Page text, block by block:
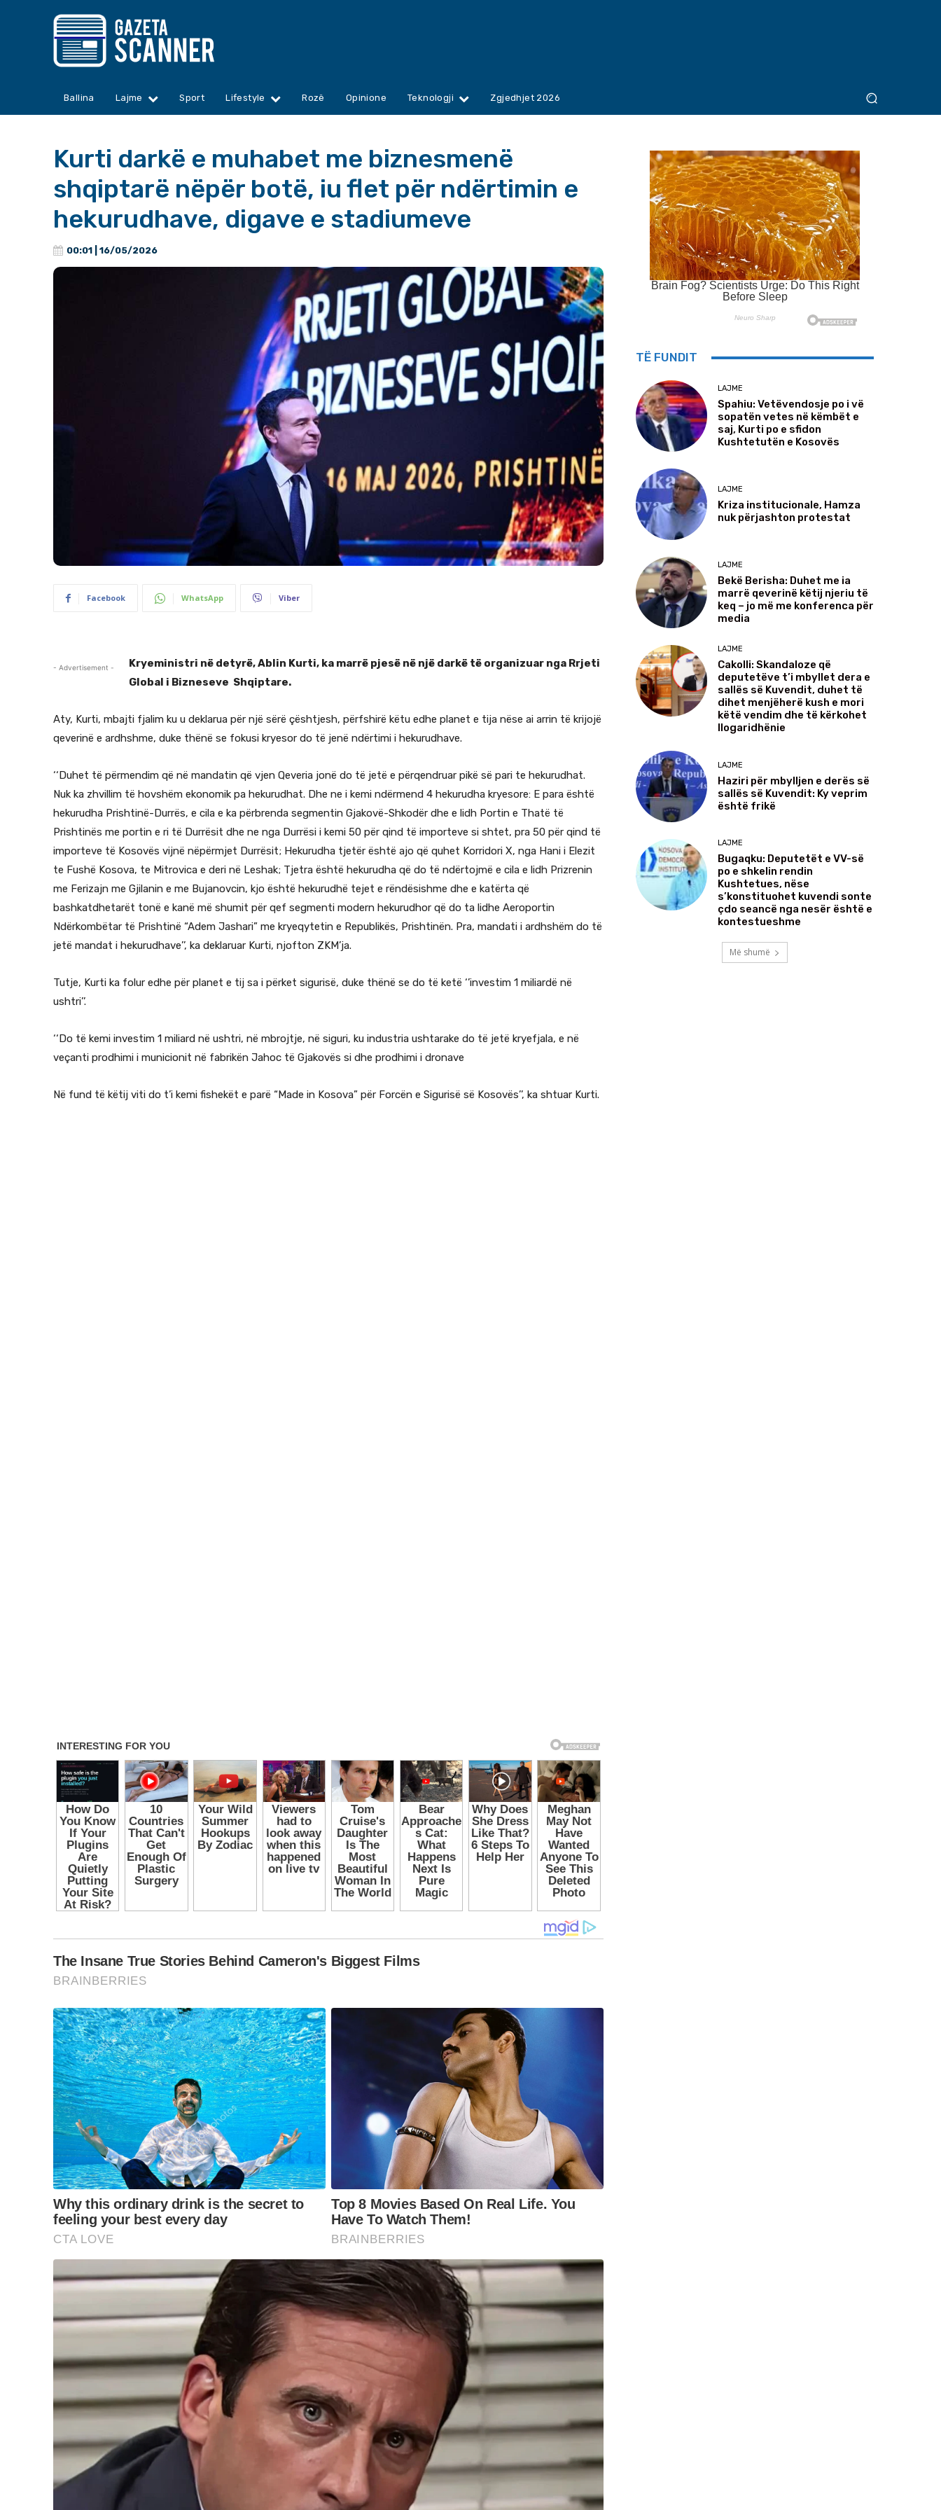
Ballina Lajme Sport Lifestyle Rozë Opinione Teknologji Zgjedhjet 2026
Kurti darkë e muhabet me biznesmenë
shqiptarë nëpër botë, iu flet për ndërtimin e
hekurudhave, digave e stadiumeve
00:01 | 16/05/2026
Facebook WhatsApp Viber
- Advertisement -
Kryeministri në detyrë, Ablin Kurti, ka marrë pjesë në një darkë të organizuar nga Rrjeti
Global i Bizneseve Shqiptare.
Aty, Kurti, mbajti fjalim ku u deklarua për një sërë çështjesh, përfshirë këtu edhe planet e tija nëse ai arrin të krijojë
qeverinë e ardhshme, duke thënë se fokusi kryesor do të jenë ndërtimi i hekurudhave.
‘‘Duhet të përmendim që në mandatin që vjen Qeveria jonë do të jetë e përqendruar pikë së pari te hekurudhat.
Nuk ka zhvillim të hovshëm ekonomik pa hekurudhat. Dhe ne i kemi ndërmend 4 hekurudha kryesore: E para është
hekurudha Prishtinë-Durrës, e cila e ka përbrenda segmentin Gjakovë-Shkodër dhe e lidh Portin e Thatë të
Prishtinës me portin e ri të Durrësit dhe ne nga Durrësi i kemi 50 për qind të importeve si shtet, pra 50 për qind të
importeve të Kosovës vijnë nëpërmjet Durrësit; Hekurudha tjetër është ajo që quhet Korridori X, nga Hani i Elezit
te Fushë Kosova, te Mitrovica e deri në Leshak; Tjetra është hekurudha që do të ndërtojmë e cila e lidh Prizrenin
me Ferizajn me Gjilanin e me Bujanovcin, kjo është hekurudhë tejet e rëndësishme dhe e katërta që
bashkatdhetarët tonë e kanë më shumit për qef segmenti modern hekurudhor që do ta lidhe Aeroportin
Ndërkombëtar të Prishtinë “Adem Jashari” me kryeqytetin e Republikës, Prishtinën. Pra, mandati i ardhshëm do të
jetë mandat i hekurudhave’’, ka deklaruar Kurti, njofton ZKM’ja.
Tutje, Kurti ka folur edhe për planet e tij sa i përket sigurisë, duke thënë se do të ketë ‘’investim 1 miliardë në
ushtri’’.
‘‘Do të kemi investim 1 miliard në ushtri, në mbrojtje, në siguri, ku industria ushtarake do të jetë kryefjala, e në
veçanti prodhimi i municionit në fabrikën Jahoc të Gjakovës si dhe prodhimi i dronave
Në fund të këtij viti do t’i kemi fishekët e parë “Made in Kosova” për Forcën e Sigurisë së Kosovës’’, ka shtuar Kurti.
TË FUNDIT
LAJME
Spahiu: Vetëvendosje po i vë
sopatën vetes në këmbët e
saj, Kurti po e sfidon
Kushtetutën e Kosovës
LAJME
Kriza institucionale, Hamza
nuk përjashton protestat
LAJME
Bekë Berisha: Duhet me ia
marrë qeverinë këtij njeriu të
keq – jo më me konferenca për
media
LAJME
Cakolli: Skandaloze që
deputetëve t’i mbyllet dera e
sallës së Kuvendit, duhet të
dihet menjëherë kush e mori
këtë vendim dhe të kërkohet
llogaridhënie
LAJME
Haziri për mbylljen e derës së
sallës së Kuvendit: Ky veprim
është frikë
LAJME
Bugaqku: Deputetët e VV-së
po e shkelin rendin
Kushtetues, nëse
s’konstituohet kuvendi sonte
çdo seancë nga nesër është e
kontestueshme
Më shumë